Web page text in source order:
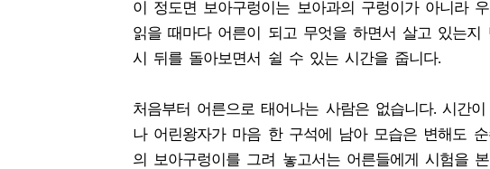
이 정도면 보아구렁이는 보아과의 구렁이가 아니라
읽을 때마다 어른이 되고 무엇을 하면서 살고 있는
시 뒤를 돌아보면서 쉴 수 있는 시간을 줍니다.
처음부터 어른으로 태어나는 사람은 없습니다. 시간
나 어린왕자가 마음 한 구석에 남아 모습은 변해도
의 보아구렁이를 그려 놓고서는 어른들에게 시험을